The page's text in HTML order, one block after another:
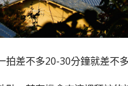
拍差不多20-30分鐘就差不